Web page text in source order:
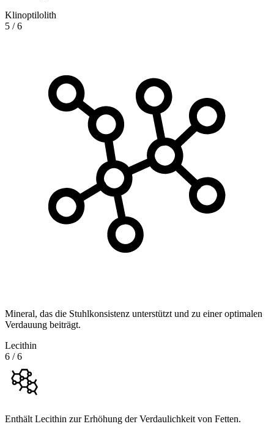
Klinoptilolith
5 /6
Mineral, das die Stuhlkonsistenz unterstützt und zu einer optimalen
Verdauung beiträgt.
Lecithin
6 /6
Enthält Lecithin zur Erhöhung der Verdaulichkeit von Fetten.